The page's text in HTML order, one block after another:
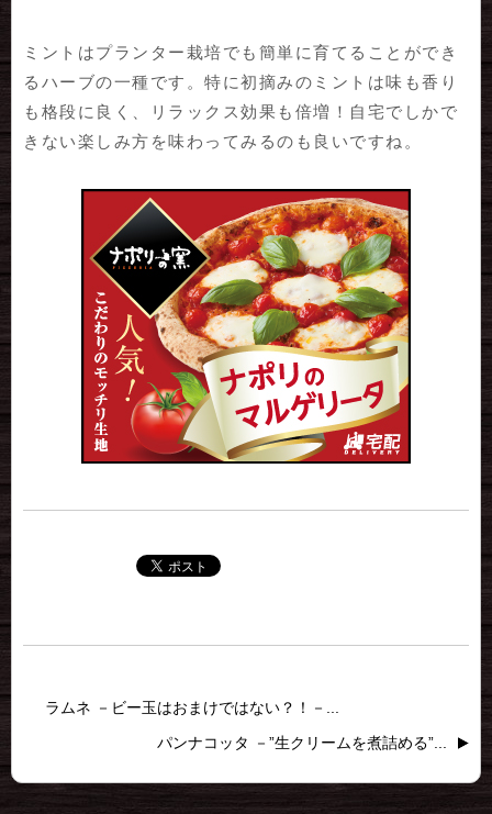
ミントはプランター栽培でも簡単に育てることができ
るハーブの一種です。特に初摘みのミントは味も香り
も格段に良く、リラックス効果も倍増！自宅でしかで
きない楽しみ方を味わってみるのも良いですね。
ラムネ －ビー玉はおまけではない？！－...
パンナコッタ －”生クリームを煮詰める”...